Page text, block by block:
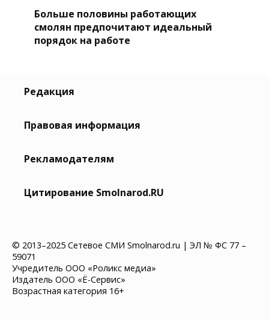
Больше половины работающих
смолян предпочитают идеальный
порядок на работе
Редакция
Правовая информация
Рекламодателям
Цитирование Smolnarod.RU
© 2013–2025 Сетевое СМИ Smolnarod.ru | ЭЛ № ФС 77 –
59071
Учредитель ООО «Роликс медиа»
Издатель ООО «Ё-Сервис»
Возрастная категория 16+